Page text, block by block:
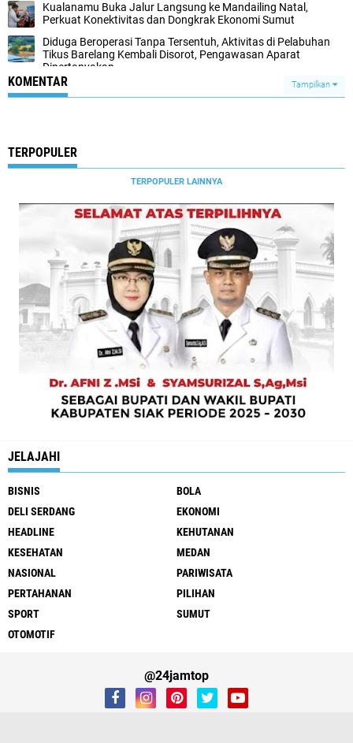
Kualanamu Buka Jalur Langsung ke Mandailing Natal,
Perkuat Konektivitas dan Dongkrak Ekonomi Sumut
Diduga Beroperasi Tanpa Tersentuh, Aktivitas di Pelabuhan
Tikus Barelang Kembali Disorot, Pengawasan Aparat
Dipertanyakan
KOMENTAR Tampilkan
TERPOPULER
TERPOPULER LAINNYA
JELAJAHI
BISNIS
BOLA
DELI SERDANG
EKONOMI
HEADLINE
KEHUTANAN
KESEHATAN
MEDAN
NASIONAL
PARIWISATA
PERTAHANAN
PILIHAN
SPORT
SUMUT
OTOMOTIF
@24jamtop